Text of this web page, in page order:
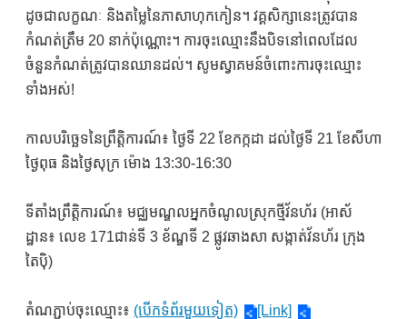
ដូចជាលក្ខណៈ និងតម្លៃនៃភាសាហុកកៀន។ វគ្គសិក្សានេះត្រូវបាន
កំណត់ត្រឹម 20 នាក់ប៉ុណ្ណោះ។ ការចុះឈ្មោះនឹងបិទនៅពេលដែល
ចំនួនកំណត់ត្រូវបានឈានដល់។ សូមស្វាគមន៍ចំពោះការចុះឈ្មោះ
ទាំងអស់!
កាលបរិច្ឆេទនៃព្រឹត្តិការណ៍៖ ថ្ងៃទី 22 ខែកក្កដា ដល់ថ្ងៃទី 21 ខែសីហា
ថ្ងៃពុធ និងថ្ងៃសុក្រ ម៉ោង 13:30-16:30
ទីតាំងព្រឹត្តិការណ៍៖ មជ្ឈមណ្ឌលអ្នកចំណូលស្រុកថ្មីវ័នហ័រ (អាស័
ដ្ឋាន៖ លេខ 171ជាន់ទី 3 ខ័ណ្ឌទី 2 ផ្លូវឆាងសា សង្កាត់វ័នហ័រ ក្រុង
តៃប៉ិ)
តំណភ្ជាប់ចុះឈ្មោះ៖ (បើកទំព័រមួយទៀត) [Link]